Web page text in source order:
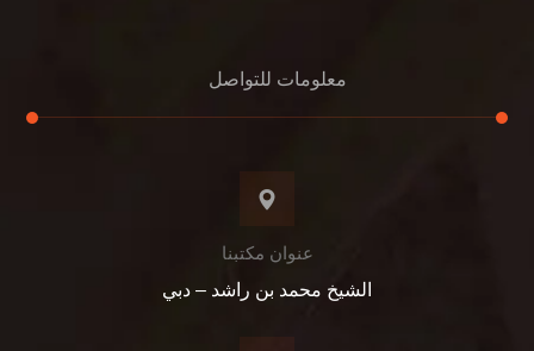
معلومات للتواصل
عنوان مكتبنا
الشيخ محمد بن راشد – دبي